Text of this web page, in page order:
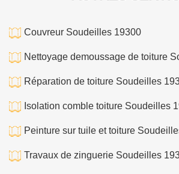
Couvreur Soudeilles 19300
Nettoyage demoussage de toiture
Réparation de toiture Soudeilles
Isolation comble toiture Soudeilles
Peinture sur tuile et toiture
Travaux de zinguerie Soudeilles